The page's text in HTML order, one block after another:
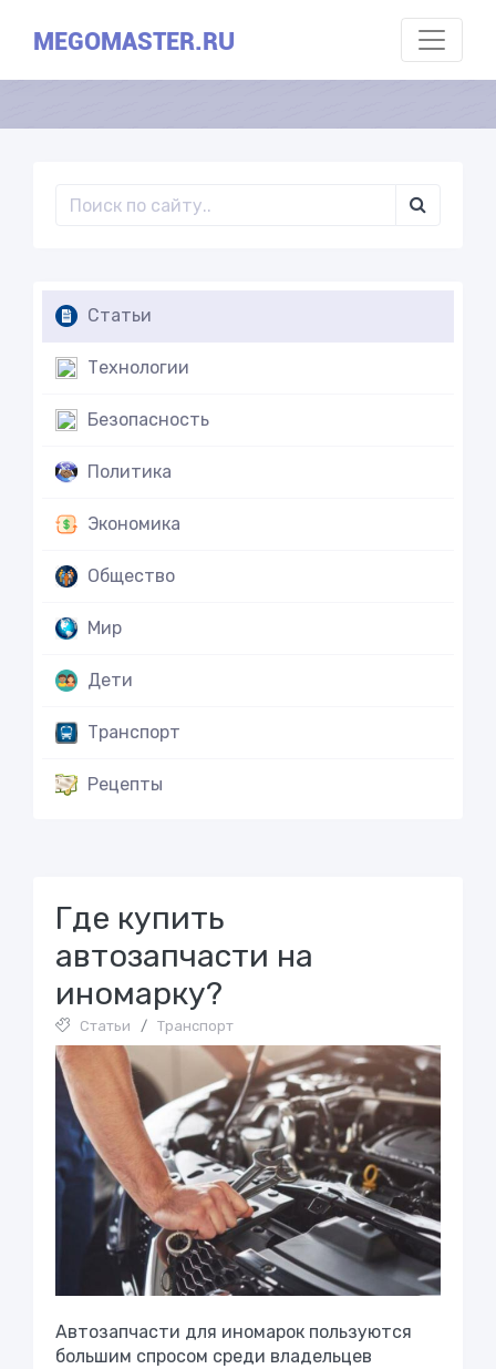
MEGOMASTER.RU
Статьи
Технологии
Безопасность
Политика
Экономика
Общество
Мир
Дети
Транспорт
Рецепты
Где купить
автозапчасти на
иномарку?
Статьи / Транспорт
Автозапчасти для иномарок пользуются
большим спросом среди владельцев